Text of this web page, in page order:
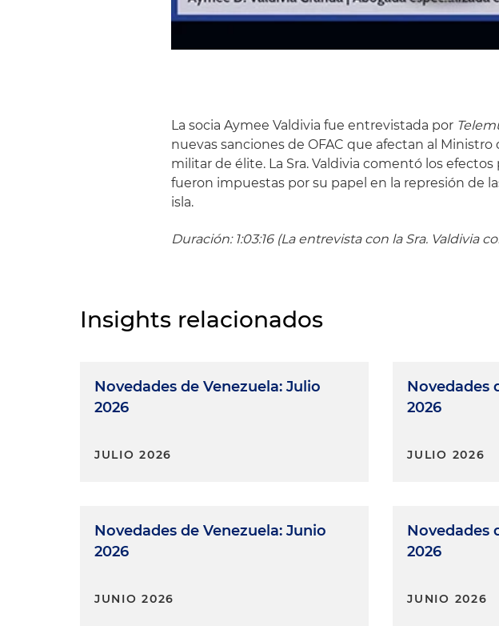
La socia Aymee Valdivia fue entrevistada por
nuevas sanciones de OFAC que afectan al
militar de élite. La Sra. Valdivia comentó los
fueron impuestas por su papel en la represión de
isla.
Duración: 1:03:16 (La entrevista con la Sra. Valdivia
Insights relacionados
Novedades de Venezuela: Julio
2026
JULIO 2026
Novedades de Venezuela: Junio
2026
JUNIO 2026
Novedades
2026
JULIO 2026
Novedades
2026
JUNIO 2026